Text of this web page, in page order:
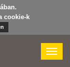
cookie-k
Toggle